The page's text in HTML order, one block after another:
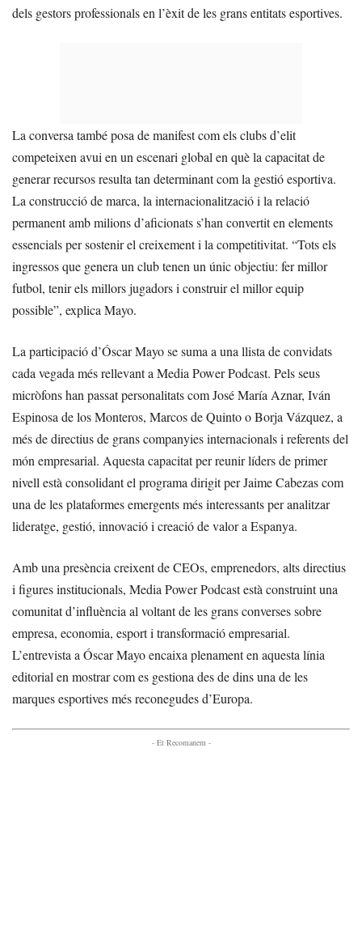
dels gestors professionals en l’èxit de les grans entitats esportives.
La conversa també posa de manifest com els clubs d’elit
competeixen avui en un escenari global en què la capacitat de
generar recursos resulta tan determinant com la gestió esportiva.
La construcció de marca, la internacionalització i la relació
permanent amb milions d’aficionats s’han convertit en elements
essencials per sostenir el creixement i la competitivitat. “Tots els
ingressos que genera un club tenen un únic objectiu: fer millor
futbol, tenir els millors jugadors i construir el millor equip
possible”, explica Mayo.
La participació d’Óscar Mayo se suma a una llista de convidats
cada vegada més rellevant a Media Power Podcast. Pels seus
micròfons han passat personalitats com José María Aznar, Iván
Espinosa de los Monteros, Marcos de Quinto o Borja Vázquez, a
més de directius de grans companyies internacionals i referents del
món empresarial. Aquesta capacitat per reunir líders de primer
nivell està consolidant el programa dirigit per Jaime Cabezas com
una de les plataformes emergents més interessants per analitzar
lideratge, gestió, innovació i creació de valor a Espanya.
Amb una presència creixent de CEOs, emprenedors, alts directius
i figures institucionals, Media Power Podcast està construint una
comunitat d’influència al voltant de les grans converses sobre
empresa, economia, esport i transformació empresarial.
L’entrevista a Óscar Mayo encaixa plenament en aquesta línia
editorial en mostrar com es gestiona des de dins una de les
marques esportives més reconegudes d’Europa.
- Et Recomanem -